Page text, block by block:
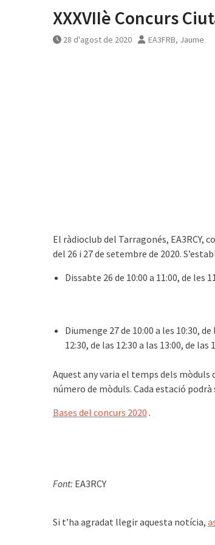
XXXVIIè Concurs
28 d'agost de 2020 EA3FRB, Jaume
El ràdioclub del Tarragonés, EA3RCY,
del 26 i 27 de setembre de 2020.
Dissabte 26 de 10:00 a 11:00, de les
Diumenge 27 de 10:00 a les 10:30,
12:30, de las 12:30 a las 13:00, de las
Aquest any varia el temps dels mòduls
número de mòduls. Cada estació
Bases del concurs 2020 .
Font: EA3RCY
Si t’ha agradat llegir aquesta notícia,